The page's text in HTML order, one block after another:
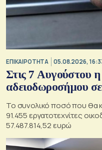
ΕΠΙΚΑΙΡΟΤΗΤΑ 05.08.2026,
Στις 7 Αυγούστου
αδειοδωροσήμου
Το συνολικό ποσό που θα
91.455 εργατοτεχνίτες
57.487.814,52 ευρώ